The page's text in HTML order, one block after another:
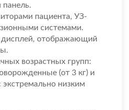
панель.
пациента, УЗ-
системами.
отображающий
возрастных групп:
(от 3 кг) и
низким